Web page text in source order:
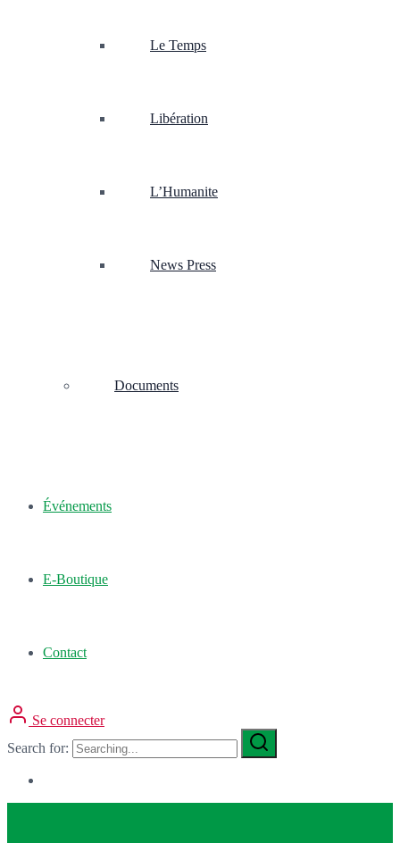
Le Temps
Libération
L’Humanite
News Press
Documents
Événements
E-Boutique
Contact
Se connecter
Search for: